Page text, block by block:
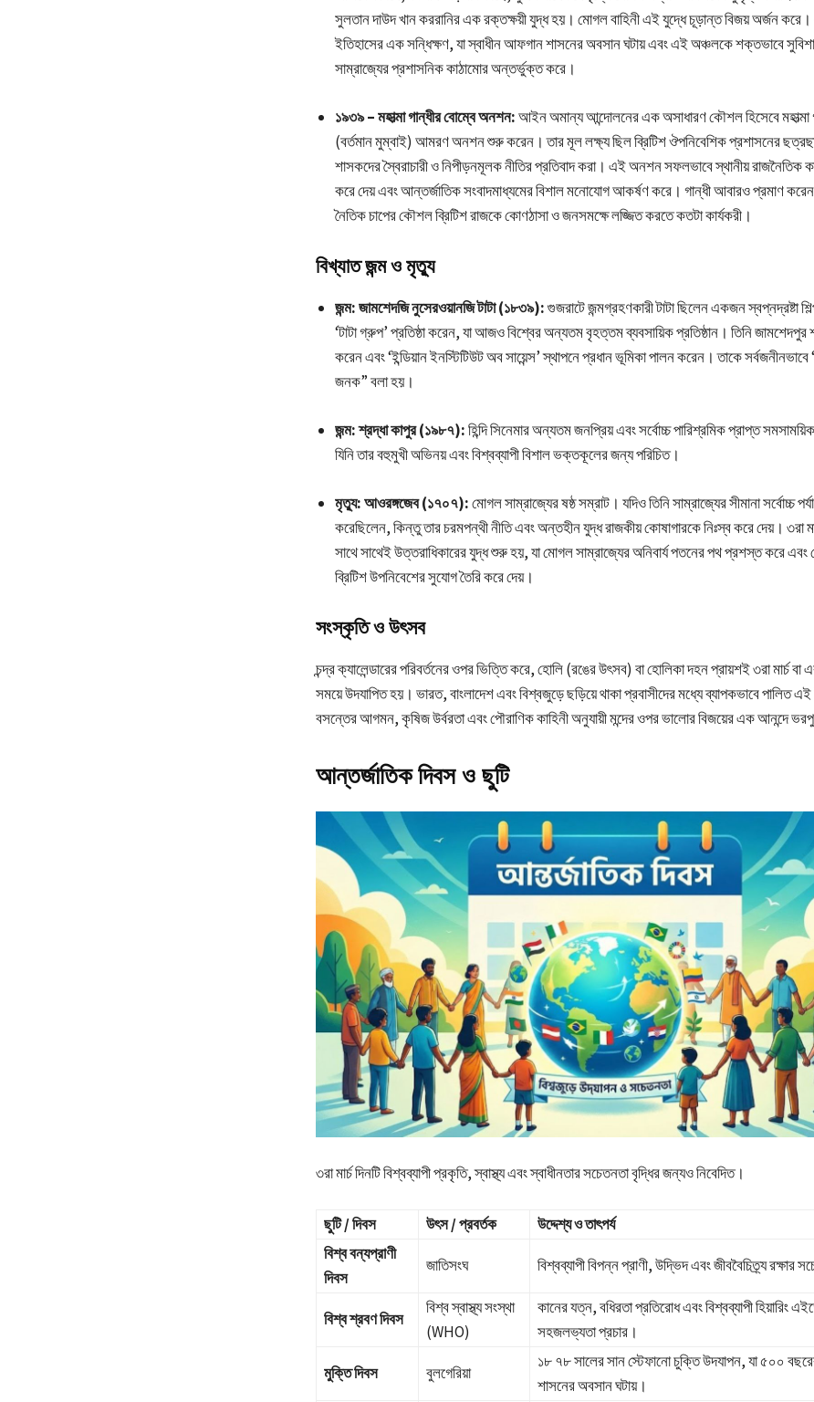
সুলতান দাউদ খান কররানির এক রক্তক্ষয়ী যুদ্ধ হয়। মোগল বাহিনী এই যুদ্ধে চূড়ান্ত বিজয় অর্জন করে।
ইতিহাসের এক সন্ধিক্ষণ, যা স্বাধীন আফগান শাসনের অবসান ঘটায় এবং এই অঞ্চলকে শক্তভাবে
সাম্রাজ্যের প্রশাসনিক কাঠামোর অন্তর্ভুক্ত করে।
১৯৩৯ – মহাত্মা গান্ধীর বোম্বে অনশন:আইন অমান্য আন্দোলনের এক অসাধারণ কৌশল হিসেবে মহাত্মা
(বর্তমান মুম্বাই) আমরণ অনশন শুরু করেন। তার মূল লক্ষ্য ছিল ব্রিটিশ ঔপনিবেশিক প্রশাসনের
শাসকদের স্বৈরাচারী ও নিপীড়নমূলক নীতির প্রতিবাদ করা। এই অনশন সফলভাবে স্থানীয় রাজনৈতিক
করে দেয় এবং আন্তর্জাতিক সংবাদমাধ্যমের বিশাল মনোযোগ আকর্ষণ করে। গান্ধী আবারও প্রমাণ
নৈতিক চাপের কৌশল ব্রিটিশ রাজকে কোণঠাসা ও জনসমক্ষে লজ্জিত করতে কতটা কার্যকরী।
বিখ্যাত জন্ম ও মৃত্যু
জন্ম: জামশেদজি নুসেরওয়ানজি টাটা (১৮৩৯):গুজরাটে জন্মগ্রহণকারী টাটা ছিলেন একজন স্বপ্নদ্রষ্টা
‘টাটা গ্রুপ’ প্রতিষ্ঠা করেন, যা আজও বিশ্বের অন্যতম বৃহত্তম ব্যবসায়িক প্রতিষ্ঠান। তিনি জামশেদপুর
করেন এবং ‘ইন্ডিয়ান ইনস্টিটিউট অব সায়েন্স’ স্থাপনে প্রধান ভূমিকা পালন করেন। তাকে সর্বজনীনভাবে
জনক” বলা হয়।
জন্ম: শ্রদ্ধা কাপুর (১৯৮৭):হিন্দি সিনেমার অন্যতম জনপ্রিয় এবং সর্বোচ্চ পারিশ্রমিক প্রাপ্ত
যিনি তার বহুমুখী অভিনয় এবং বিশ্বব্যাপী বিশাল ভক্তকূলের জন্য পরিচিত।
মৃত্যু: আওরঙ্গজেব (১৭০৭):মোগল সাম্রাজ্যের ষষ্ঠ সম্রাট। যদিও তিনি সাম্রাজ্যের সীমানা সর্বোচ্চ
করেছিলেন, কিন্তু তার চরমপন্থী নীতি এবং অন্তহীন যুদ্ধ রাজকীয় কোষাগারকে নিঃস্ব করে দেয়। ৩রা
সাথে সাথেই উত্তরাধিকারের যুদ্ধ শুরু হয়, যা মোগল সাম্রাজ্যের অনিবার্য পতনের পথ প্রশস্ত করে এবং
ব্রিটিশ উপনিবেশের সুযোগ তৈরি করে দেয়।
সংস্কৃতি ও উৎসব
চন্দ্র ক্যালেন্ডারের পরিবর্তনের ওপর ভিত্তি করে, হোলি (রঙের উৎসব) বা হোলিকা দহন প্রায়শই ৩রা মার্চ বা
সময়ে উদযাপিত হয়। ভারত, বাংলাদেশ এবং বিশ্বজুড়ে ছড়িয়ে থাকা প্রবাসীদের মধ্যে ব্যাপকভাবে পালিত
বসন্তের আগমন, কৃষিজ উর্বরতা এবং পৌরাণিক কাহিনী অনুযায়ী মন্দের ওপর ভালোর বিজয়ের এক আনন্দে
আন্তর্জাতিক দিবস ও ছুটি
৩রা মার্চ দিনটি বিশ্বব্যাপী প্রকৃতি, স্বাস্থ্য এবং স্বাধীনতার সচেতনতা বৃদ্ধির জন্যও নিবেদিত।
ছুটি / দিবস উৎস / প্রবর্তক
উদ্দেশ্য ও তাৎপর্য
বিশ্ব বন্যপ্রাণী
দিবস
জাতিসংঘ বিশ্বব্যাপী বিপন্ন প্রাণী, উদ্ভিদ এবং জীববৈচিত্র্য রক্ষার
বিশ্ব শ্রবণ দিবস
বিশ্ব স্বাস্থ্য সংস্থা
(WHO)
কানের যত্ন, বধিরতা প্রতিরোধ এবং বিশ্বব্যাপী হিয়ারিং
সহজলভ্যতা প্রচার।
মুক্তি দিবস বুলগেরিয়া
১৮ ৭৮ সালের সান স্টেফানো চুক্তি উদযাপন, যা ৫০০
শাসনের অবসান ঘটায়।